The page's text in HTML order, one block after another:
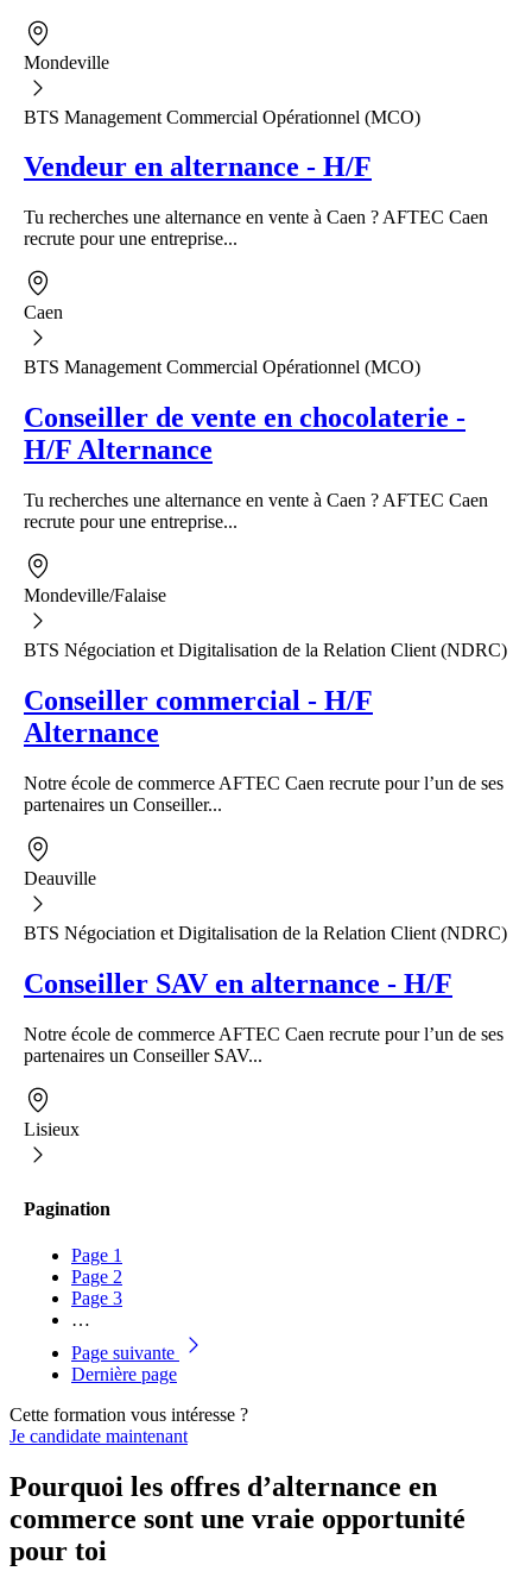
Mondeville
BTS Management Commercial Opérationnel (MCO)
Vendeur en alternance - H/F
Tu recherches une alternance en vente à Caen ? AFTEC Caen
recrute pour une entreprise...
Caen
BTS Management Commercial Opérationnel (MCO)
Conseiller de vente en chocolaterie -
H/F Alternance
Tu recherches une alternance en vente à Caen ? AFTEC Caen
recrute pour une entreprise...
Mondeville/Falaise
BTS Négociation et Digitalisation de la Relation Client (NDRC)
Conseiller commercial - H/F
Alternance
Notre école de commerce AFTEC Caen recrute pour l’un de ses
partenaires un Conseiller...
Deauville
BTS Négociation et Digitalisation de la Relation Client (NDRC)
Conseiller SAV en alternance - H/F
Notre école de commerce AFTEC Caen recrute pour l’un de ses
partenaires un Conseiller SAV...
Lisieux
Pagination
Page 1
Page 2
Page 3
…
Page suivante
Dernière page
Cette formation vous intéresse ?
Je candidate maintenant
Pourquoi les offres d’alternance en
commerce sont une vraie opportunité
pour toi